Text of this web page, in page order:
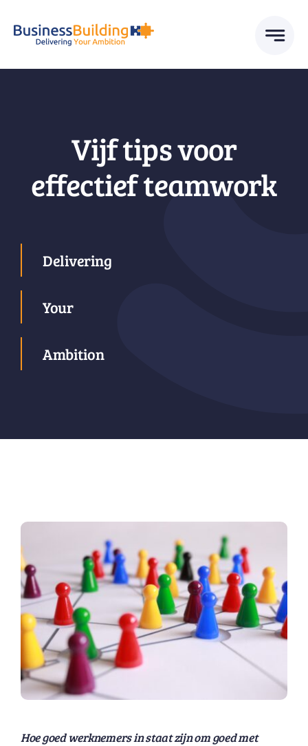
Vijf tips voor
effectief teamwork
Delivering
Your
Ambition
Hoe goed werknemers in staat zijn om goed met